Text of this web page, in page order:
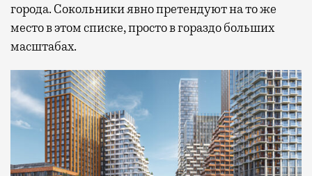
города. Сокольники явно претендуют на то же
место в этом списке, просто в гораздо больших
масштабах.